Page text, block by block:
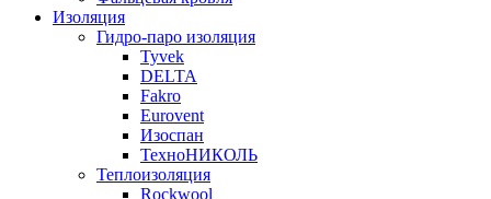
Изоляция
Гидро-паро изоляция
Tyvek
DELTA
Fakro
Eurovent
Изоспан
ТехноНИКОЛЬ
Теплоизоляция
Rockwool